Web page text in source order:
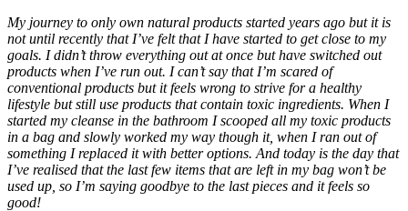
My journey to only own natural products started years ago but it is
not until recently that I’ve felt that I have started to get close to my
goals. I didn’t throw everything out at once but have switched out
products when I’ve run out. I can’t say that I’m scared of
conventional products but it feels wrong to strive for a healthy
lifestyle but still use products that contain toxic ingredients. When I
started my cleanse in the bathroom I scooped all my toxic products
in a bag and slowly worked my way though it, when I ran out of
something I replaced it with better options. And today is the day that
I’ve realised that the last few items that are left in my bag won’t be
used up, so I’m saying goodbye to the last pieces and it feels so
good!